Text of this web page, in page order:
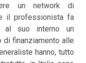
un network di
il professionista fa
al suo interno un
di finanziamento alle
hanno, tutto